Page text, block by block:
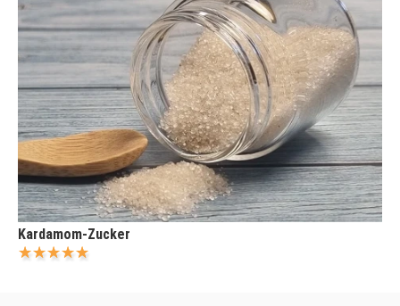
Kardamom-Zucker